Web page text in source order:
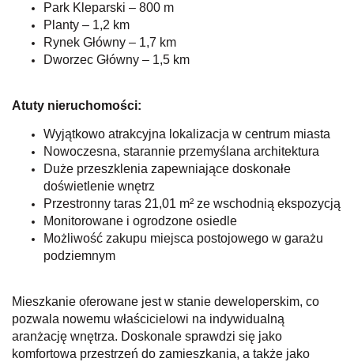
Park Kleparski – 800 m
Planty – 1,2 km
Rynek Główny – 1,7 km
Dworzec Główny – 1,5 km
Atuty nieruchomości:
Wyjątkowo atrakcyjna lokalizacja w centrum miasta
Nowoczesna, starannie przemyślana architektura
Duże przeszklenia zapewniające doskonałe
doświetlenie wnętrz
Przestronny taras 21,01 m² ze wschodnią ekspozycją
Monitorowane i ogrodzone osiedle
Możliwość zakupu miejsca postojowego w garażu
podziemnym
Mieszkanie oferowane jest w stanie deweloperskim, co
pozwala nowemu właścicielowi na indywidualną
aranżację wnętrza. Doskonale sprawdzi się jako
komfortowa przestrzeń do zamieszkania, a także jako